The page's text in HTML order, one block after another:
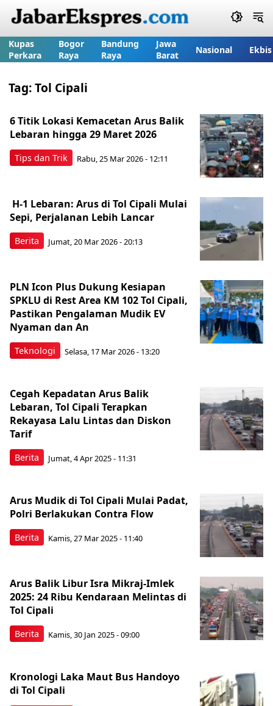
Kupas
Perkara
Bogor
Raya
Bandung
Raya
Jawa
Barat
Nasional Ekbis
Tag:Tol Cipali
Tips dan Trik
6 Titik Lokasi Kemacetan Arus Balik
Lebaran hingga 29 Maret 2026
Rabu, 25 Mar 2026 - 12:11
Berita
H-1 Lebaran: Arus di Tol Cipali Mulai
Sepi, Perjalanan Lebih Lancar
Jumat, 20 Mar 2026 - 20:13
Teknologi
PLN Icon Plus Dukung Kesiapan
SPKLU di Rest Area KM 102 Tol Cipali,
Pastikan Pengalaman Mudik EV
Nyaman dan An
Selasa, 17 Mar 2026 - 13:20
Berita
Cegah Kepadatan Arus Balik
Lebaran, Tol Cipali Terapkan
Rekayasa Lalu Lintas dan Diskon
Tarif
Jumat, 4 Apr 2025 - 11:31
Berita
Arus Mudik di Tol Cipali Mulai Padat,
Polri Berlakukan Contra Flow
Kamis, 27 Mar 2025 - 11:40
Berita
Arus Balik Libur Isra Mikraj-Imlek
2025: 24 Ribu Kendaraan Melintas di
Tol Cipali
Kamis, 30 Jan 2025 - 09:00
Kronologi Laka Maut Bus Handoyo
di Tol Cipali